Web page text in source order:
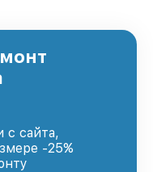
с сайта,
-25%